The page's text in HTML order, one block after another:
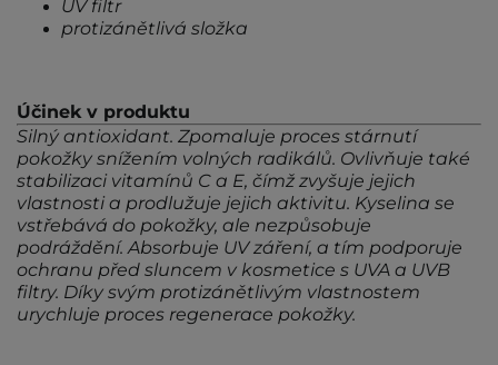
UV filtr
protizánětlivá složka
Účinek v produktu
Silný antioxidant. Zpomaluje proces stárnutí
pokožky snížením volných radikálů. Ovlivňuje také
stabilizaci vitamínů C a E, čímž zvyšuje jejich
vlastnosti a prodlužuje jejich aktivitu. Kyselina se
vstřebává do pokožky, ale nezpůsobuje
podráždění. Absorbuje UV záření, a tím podporuje
ochranu před sluncem v kosmetice s UVA a UVB
filtry. Díky svým protizánětlivým vlastnostem
urychluje proces regenerace pokožky.